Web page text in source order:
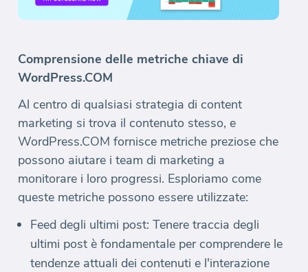
Comprensione delle metriche chiave di
WordPress.COM
Al centro di qualsiasi strategia di content
marketing si trova il contenuto stesso, e
WordPress.COM fornisce metriche preziose che
possono aiutare i team di marketing a
monitorare i loro progressi. Esploriamo come
queste metriche possono essere utilizzate:
Feed degli ultimi post: Tenere traccia degli
ultimi post è fondamentale per comprendere le
tendenze attuali dei contenuti e l'interazione